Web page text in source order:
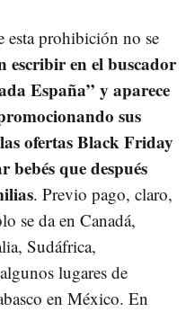
esta prohibición no se
escribir en el buscador
España” y aparece
sus
ofertas Black Friday
bebés que después
. Previo pago, claro,
se da en Canadá,
Sudáfrica,
lugares de
en México. En